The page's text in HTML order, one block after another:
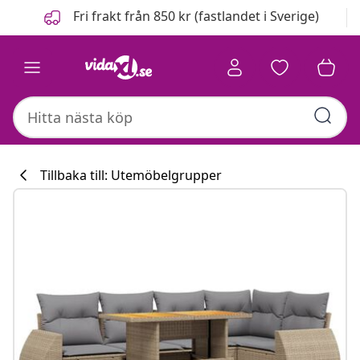
FöregåendeFri frakt från 850 kr (fastlandet i Sverige)
Tillbaka till: Utemöbelgrupper